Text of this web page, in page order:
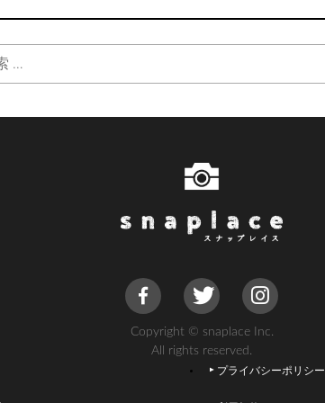
Copyright © snaplace Inc.
All rights reserved.
プライバシーポリシー